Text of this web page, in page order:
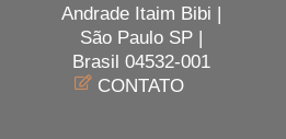
Andrade Itaim Bibi |
São Paulo SP |
Brasil 04532-001
CONTATO